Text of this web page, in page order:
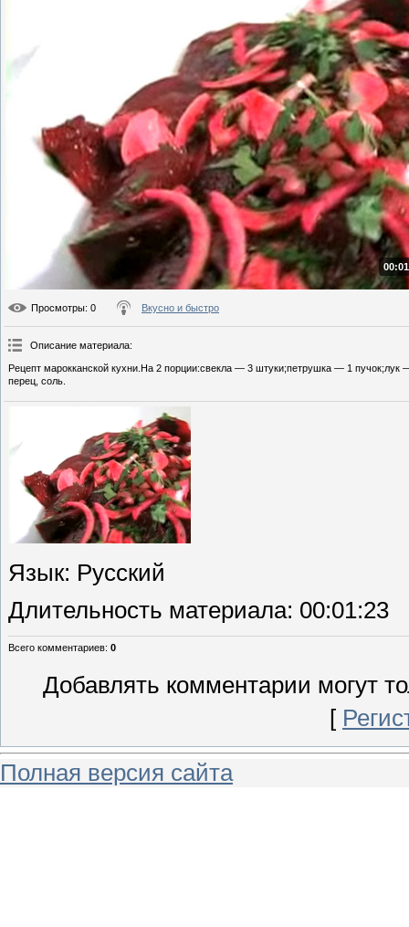
Просмотры: 0 Вкусно и быстро
Описание материала:
Рецепт марокканской кухни.На 2 порции:свекла — 3 штуки;петрушка — 1
перец, соль.
Язык: Русский
Длительность материала: 00:01:23
Всего комментариев: 0
Добавлять комментарии могут
[
Полная версия сайта